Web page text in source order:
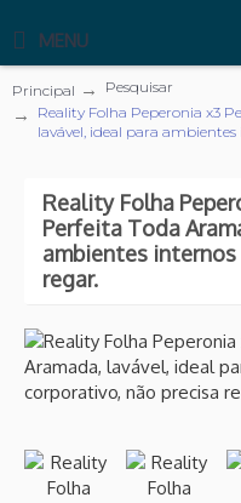
MENU
Principal
Pesquisar
Reality Folha Peperonia x3
lavável, ideal para
Reality Folha
Perfeita Toda
ambientes
regar.